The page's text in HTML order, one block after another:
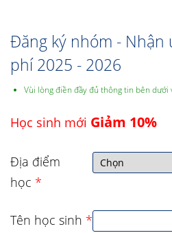
Đăng ký nhóm - Nhận
phí 2025 - 2026
Vùi lòng điền đầy đủ thông tin bên dưới
Học sinh mới Giảm 10%
Địa điểm
học *
Tên học sinh *